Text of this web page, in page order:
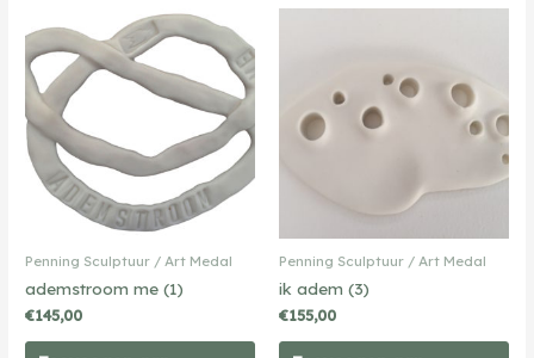
Penning Sculptuur / Art Medal
ademstroom me (1)
€145,00
Penning Sculptuur / Art Medal
ik adem (3)
€155,00